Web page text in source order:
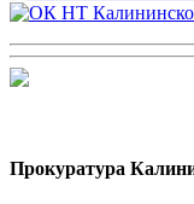
Прокуратура